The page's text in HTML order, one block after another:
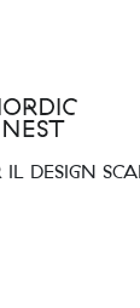
DESIGN